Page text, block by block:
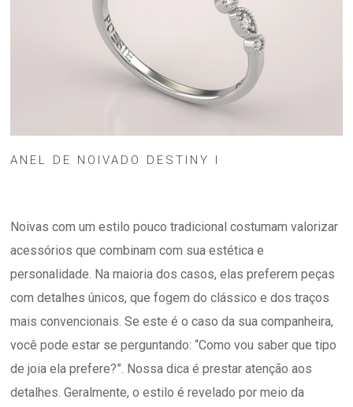
ANEL DE NOIVADO DESTINY I
Noivas com um estilo pouco tradicional costumam valorizar
acessórios que combinam com sua estética e
personalidade. Na maioria dos casos, elas preferem peças
com detalhes únicos, que fogem do clássico e dos traços
mais convencionais. Se este é o caso da sua companheira,
você pode estar se perguntando: “Como vou saber que tipo
de joia ela prefere?”. Nossa dica é prestar atenção aos
detalhes. Geralmente, o estilo é revelado por meio da